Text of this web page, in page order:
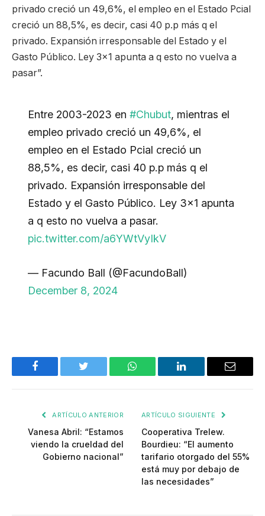
privado creció un 49,6%, el empleo en el Estado Pcial
creció un 88,5%, es decir, casi 40 p.p más q el
privado. Expansión irresponsable del Estado y el
Gasto Público. Ley 3×1 apunta a q esto no vuelva a
pasar”.
Entre 2003-2023 en #Chubut, mientras el
empleo privado creció un 49,6%, el
empleo en el Estado Pcial creció un
88,5%, es decir, casi 40 p.p más q el
privado. Expansión irresponsable del
Estado y el Gasto Público. Ley 3×1 apunta
a q esto no vuelva a pasar.
pic.twitter.com/a6YWtVyIkV
— Facundo Ball (@FacundoBall)
December 8, 2024
Facebook Twitter WhatsApp LinkedIn Email
ARTÍCULO ANTERIOR
Vanesa Abril: “Estamos
viendo la crueldad del
Gobierno nacional”
ARTÍCULO SIGUIENTE
Cooperativa Trelew.
Bourdieu: “El aumento
tarifario otorgado del 55%
está muy por debajo de
las necesidades”